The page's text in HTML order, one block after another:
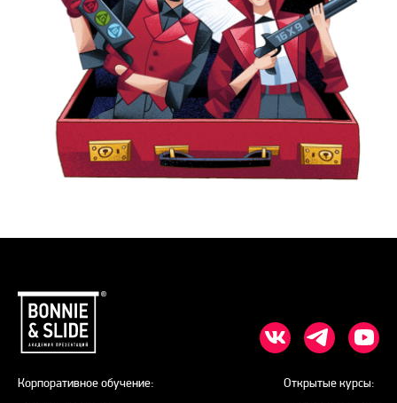
Корпоративное обучение: Открытые курсы: